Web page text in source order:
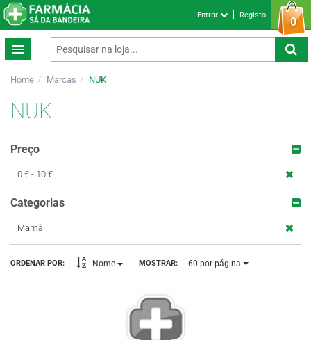
0
Entrar Registo
Home Marcas NUK
NUK
Preço
0 € - 10 €
Categorias
Mamã
ORDENAR POR: Nome MOSTRAR: 60 por página